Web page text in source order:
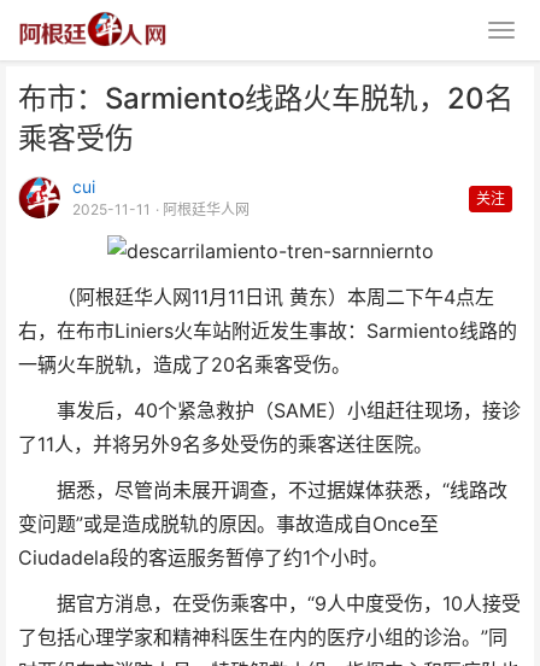
布市：Sarmiento线路火车脱轨，20名
乘客受伤
cui
2025-11-11 · 阿根廷华人网
关注
（阿根廷华人网11月11日讯 黄东）本周二下午4点左
右，在布市Liniers火车站附近发生事故：Sarmiento线路的
一辆火车脱轨，造成了20名乘客受伤。
事发后，40个紧急救护（SAME）小组赶往现场，接诊
了11人，并将另外9名多处受伤的乘客送往医院。
据悉，尽管尚未展开调查，不过据媒体获悉，“线路改
变问题”或是造成脱轨的原因。事故造成自Once至
Ciudadela段的客运服务暂停了约1个小时。
据官方消息，在受伤乘客中，“9人中度受伤，10人接受
了包括心理学家和精神科医生在内的医疗小组的诊治。”同
20名乘客受伤